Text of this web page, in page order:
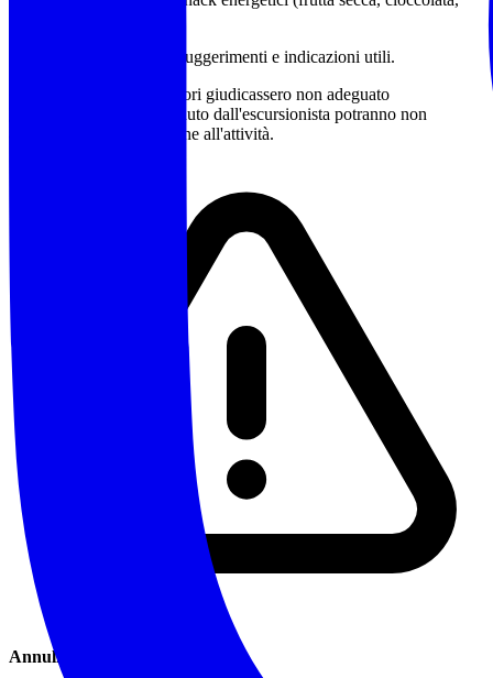
Sono a disposizione per suggerimenti e indicazioni utili.
Qualora gli accompagnatori giudicassero non adeguato
l'equipaggiamento posseduto dall'escursionista potranno non
accettarne la partecipazione all'attività.
Annullamento/Modifiche